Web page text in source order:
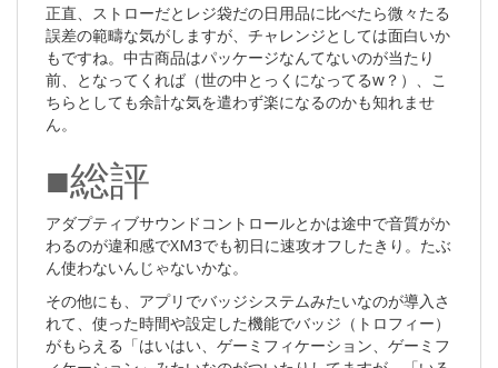
正直、ストローだとレジ袋だの日用品に比べたら微々たる
誤差の範疇な気がしますが、チャレンジとしては面白いか
もですね。中古商品はパッケージなんてないのが当たり
前、となってくれば（世の中とっくになってるw？）、こ
ちらとしても余計な気を遣わず楽になるのかも知れませ
ん。
■総評
アダプティブサウンドコントロールとかは途中で音質がか
わるのが違和感でXM3でも初日に速攻オフしたきり。たぶ
ん使わないんじゃないかな。
その他にも、アプリでバッジシステムみたいなのが導入さ
れて、使った時間や設定した機能でバッジ（トロフィー）
がもらえる「はいはい、ゲーミフィケーション、ゲーミフ